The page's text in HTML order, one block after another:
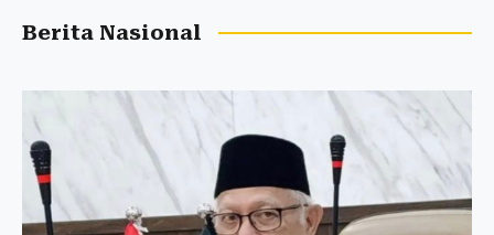
Berita Nasional